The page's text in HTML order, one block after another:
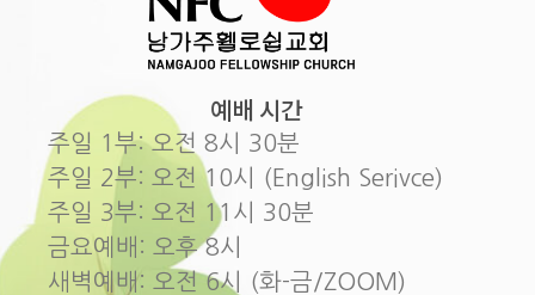
예배 시간
주일 1부: 오전 8시 30분
주일 2부: 오전 10시 (English Serivce)
주일 3부: 오전 11시 30분
금요예배: 오후 8시
새벽예배: 오전 6시 (화-금/ZOOM)